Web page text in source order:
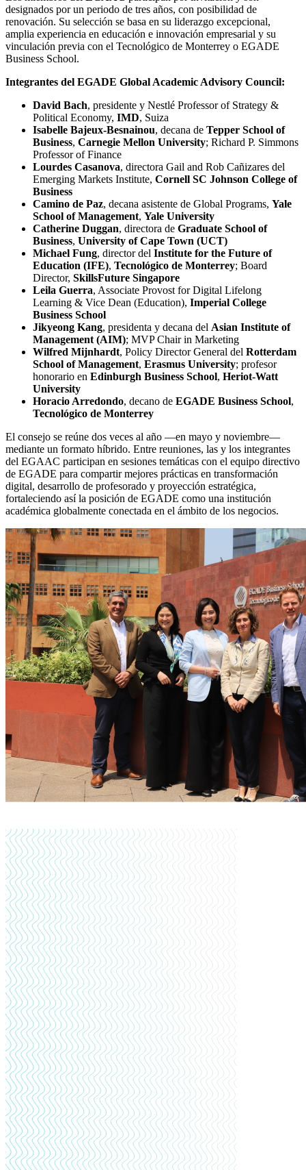
designados por un periodo de tres años, con posibilidad de
renovación. Su selección se basa en su liderazgo excepcional,
amplia experiencia en educación e innovación empresarial y su
vinculación previa con el Tecnológico de Monterrey o EGADE
Business School.
Integrantes del EGADE Global Academic Advisory Council:
David Bach, presidente y Nestlé Professor of Strategy &
Political Economy, IMD, Suiza
Isabelle Bajeux-Besnainou, decana de Tepper School of
Business, Carnegie Mellon University; Richard P. Simmons
Professor of Finance
Lourdes Casanova, directora Gail and Rob Cañizares del
Emerging Markets Institute, Cornell SC Johnson College of
Business
Camino de Paz, decana asistente de Global Programs, Yale
School of Management, Yale University
Catherine Duggan, directora de Graduate School of
Business, University of Cape Town (UCT)
Michael Fung, director del Institute for the Future of
Education (IFE), Tecnológico de Monterrey; Board
Director, SkillsFuture Singapore
Leila Guerra, Associate Provost for Digital Lifelong
Learning & Vice Dean (Education), Imperial College
Business School
Jikyeong Kang, presidenta y decana del Asian Institute of
Management (AIM); MVP Chair in Marketing
Wilfred Mijnhardt, Policy Director General del Rotterdam
School of Management, Erasmus University; profesor
honorario en Edinburgh Business School, Heriot-Watt
University
Horacio Arredondo, decano de EGADE Business School,
Tecnológico de Monterrey
El consejo se reúne dos veces al año —en mayo y noviembre—
mediante un formato híbrido. Entre reuniones, las y los integrantes
del EGAAC participan en sesiones temáticas con el equipo directivo
de EGADE para compartir mejores prácticas en transformación
digital, desarrollo de profesorado y proyección estratégica,
fortaleciendo así la posición de EGADE como una institución
académica globalmente conectada en el ámbito de los negocios.